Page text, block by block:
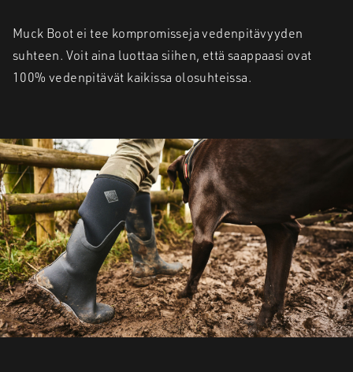
Muck Boot ei tee kompromisseja vedenpitävyyden
suhteen. Voit aina luottaa siihen, että saappaasi ovat
100% vedenpitävät kaikissa olosuhteissa.